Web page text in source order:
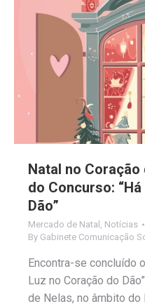
Natal no
do Concurso:
Dão”
Mercado de Natal Notícias
By Gabinete Comunicação
Encontra-se concluído
Luz no Coração do
de Nelas, no âmbito do